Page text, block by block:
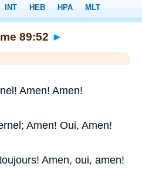
89:52 ►
Amen! Amen!
Amen! Oui, Amen!
Amen, oui, amen!